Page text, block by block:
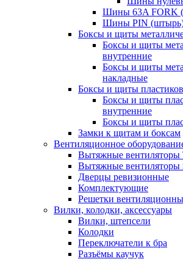
Шины 63A FORK
Шины PIN
Боксы и щиты
Боксы и щиты
внутренние
Боксы и щиты
накладные
Боксы и щиты
Боксы и щиты
внутренние
Боксы и щиты
Замки к щитам и боксам
Вентиляционное
Вытяжные
Вытяжные вентиляторы
Дверцы ревизионные
Комплектующие
Решетки
Вилки, колодки, аксессуары
Вилки, штепсели
Колодки
Переключатели к бра
Разъёмы каучук